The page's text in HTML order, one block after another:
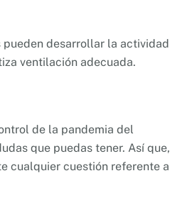
pueden desarrollar la actividad
ventilación adecuada.
de la pandemia del
que puedas tener. Así que,
cualquier cuestión referente a